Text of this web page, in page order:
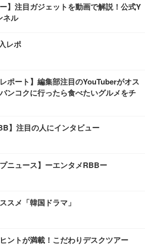
ー】注目ガジェットを動画で解説！公式Y
ネル
レポ
レポート】編集部注目のYouTuberがオス
ンコクに行ったら食べたいグルメをチ
】注目の人にインタビュー
プニュース】ーエンタメRBBー
スメ「韓国ドラマ」
ントが満載！こだわりデスクツアー